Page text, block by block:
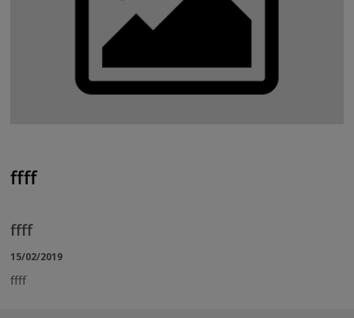
ffff
ffff
15/02/2019
ffff